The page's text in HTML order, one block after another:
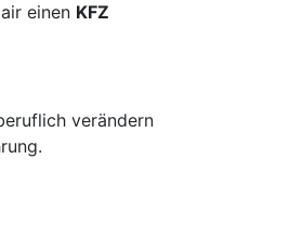
einen KFZ
verändern